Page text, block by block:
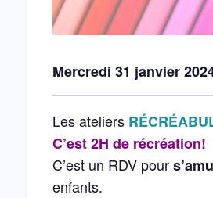
Mercredi 31 janvier
Les ateliers
C’est 2H de récréation!
C’est un RDV pour
enfants.